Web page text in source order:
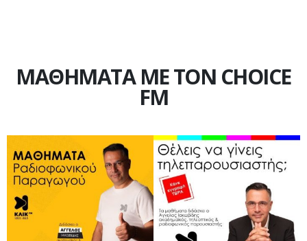
ΜΑΘΗΜΑΤΑ ΜΕ ΤΟΝ CHOICE
FM